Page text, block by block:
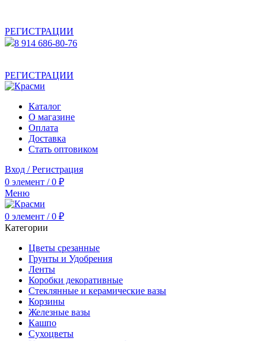
РЕГИСТРАЦИИ
8 914 686-80-76
РЕГИСТРАЦИИ
Каталог
О магазине
Оплата
Доставка
Стать оптовиком
Вход / Регистрация
0 элемент / 0 ₽
Меню
0 элемент / 0 ₽
Категории
Цветы срезанные
Грунты и Удобрения
Ленты
Коробки декоративные
Стеклянные и керамические вазы
Корзины
Железные вазы
Кашпо
Сухоцветы